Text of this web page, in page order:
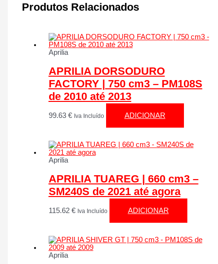
Produtos Relacionados
Aprilia
APRILIA DORSODURO
FACTORY | 750 cm3 – PM108S
de 2010 até 2013
99.63 € Iva Incluído ADICIONAR
Aprilia
APRILIA TUAREG | 660 cm3 –
SM240S de 2021 até agora
115.62 € Iva Incluído ADICIONAR
Aprilia